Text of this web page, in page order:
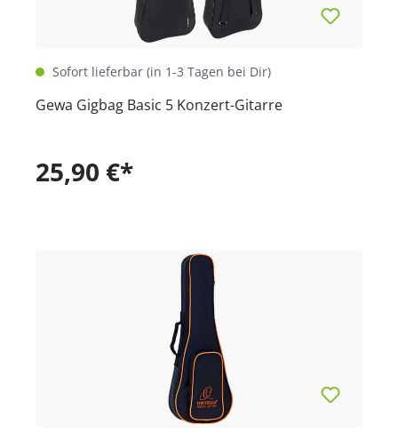
Sofort lieferbar (in 1-3 Tagen bei Dir)
Gewa Gigbag Basic 5 Konzert-Gitarre
25,90 €*